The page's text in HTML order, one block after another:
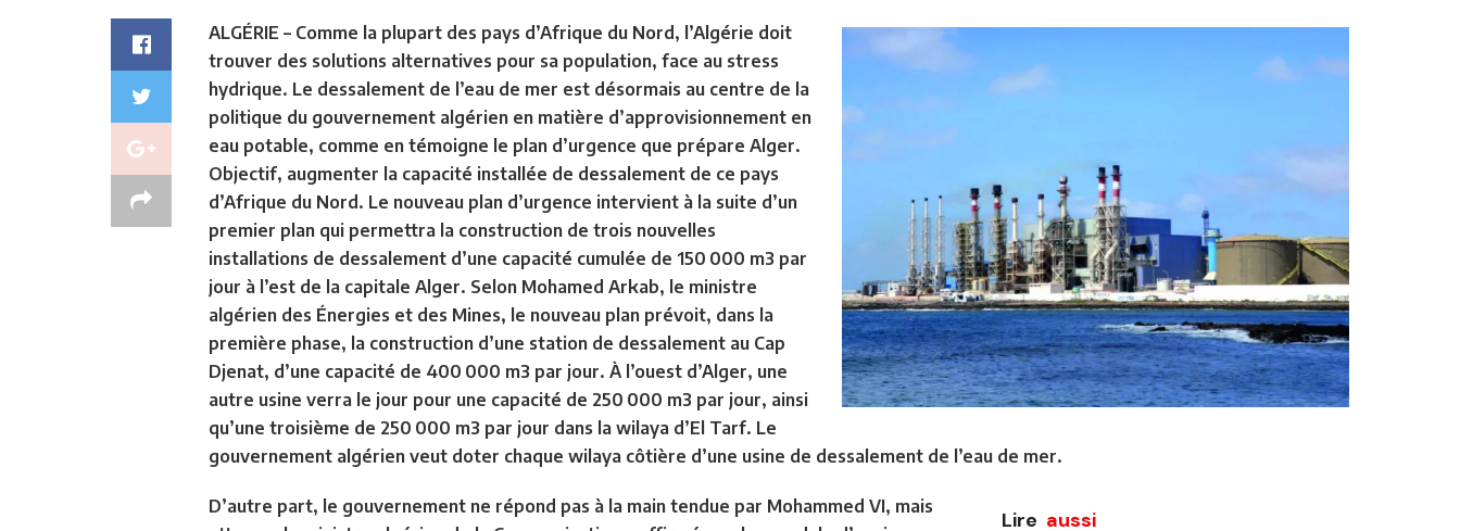
ALGÉRIE – Comme la plupart des pays d’Afrique du Nord, l’Algérie doit
trouver des solutions alternatives pour sa population, face au stress
hydrique. Le dessalement de l’eau de mer est désormais au centre de la
politique du gouvernement algérien en matière d’approvisionnement en
eau potable, comme en témoigne le plan d’urgence que prépare Alger.
Objectif, augmenter la capacité installée de dessalement de ce pays
d’Afrique du Nord. Le nouveau plan d’urgence intervient à la suite d’un
premier plan qui permettra la construction de trois nouvelles
installations de dessalement d’une capacité cumulée de 150 000 m3 par
jour à l’est de la capitale Alger. Selon Mohamed Arkab, le ministre
algérien des Énergies et des Mines, le nouveau plan prévoit, dans la
première phase, la construction d’une station de dessalement au Cap
Djenat, d’une capacité de 400 000 m3 par jour. À l’ouest d’Alger, une
autre usine verra le jour pour une capacité de 250 000 m3 par jour, ainsi
qu’une troisième de 250 000 m3 par jour dans la wilaya d’El Tarf. Le
gouvernement algérien veut doter chaque wilaya côtière d’une usine de dessalement de l’eau de mer.
Lire aussi
D’autre part, le gouvernement ne répond pas à la main tendue par Mohammed VI, mais